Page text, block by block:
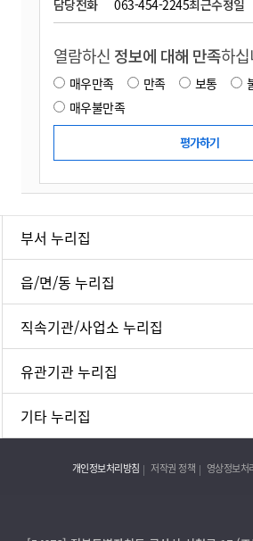
담당전화
063-454-2245최근수정일
열람하신 정보에 대해 만족하
매우만족 만족 보통
매우불만족
부서 누리집
읍/면/동 누리집
직속기관/사업소 누리집
유관기관 누리집
기타 누리집
개인정보처리방침 저작권 정책 영상정보처